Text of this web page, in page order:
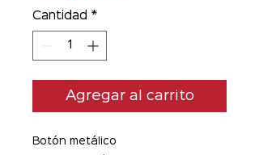
Cantidad *
Agregar al carrito
Botón metálico